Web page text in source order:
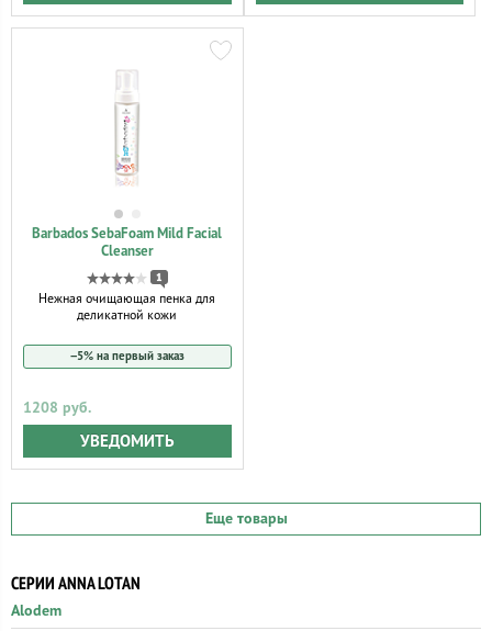
Barbados SebaFoam Mild Facial
Cleanser
1
Нежная очищающая пенка для
деликатной кожи
−5% на первый заказ
1208 руб.
УВЕДОМИТЬ
Еще товары
СЕРИИ ANNA LOTAN
Alodem